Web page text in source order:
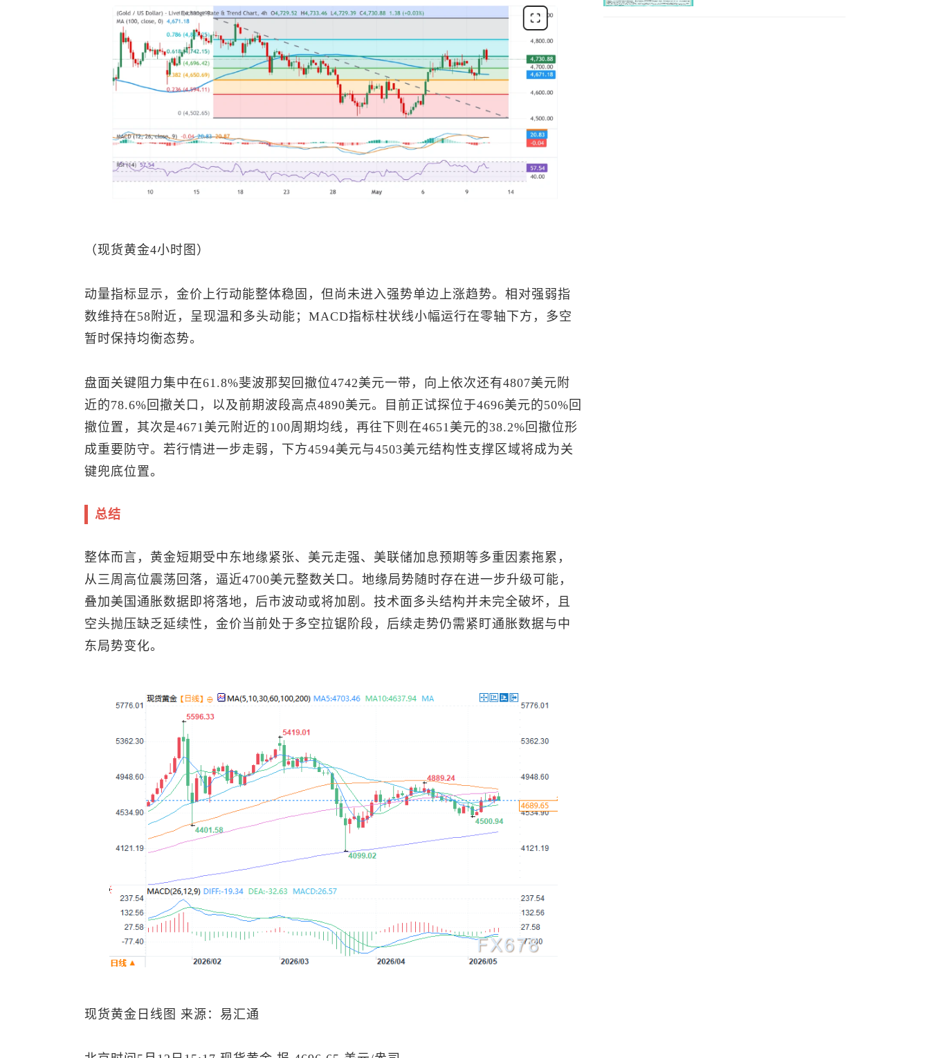
（现货黄金4小时图）
动量指标显示，金价上行动能整体稳固，但尚未进入强势单边上涨趋势。相对强弱指
数维持在58附近，呈现温和多头动能；MACD指标柱状线小幅运行在零轴下方，多空
暂时保持均衡态势。
盘面关键阻力集中在61.8%斐波那契回撤位4742美元一带，向上依次还有4807美元附
近的78.6%回撤关口，以及前期波段高点4890美元。目前正试探位于4696美元的50%回
撤位置，其次是4671美元附近的100周期均线，再往下则在4651美元的38.2%回撤位形
成重要防守。若行情进一步走弱，下方4594美元与4503美元结构性支撑区域将成为关
键兜底位置。
总结
整体而言，黄金短期受中东地缘紧张、美元走强、美联储加息预期等多重因素拖累，
从三周高位震荡回落，逼近4700美元整数关口。地缘局势随时存在进一步升级可能，
叠加美国通胀数据即将落地，后市波动或将加剧。技术面多头结构并未完全破坏，且
空头抛压缺乏延续性，金价当前处于多空拉锯阶段，后续走势仍需紧盯通胀数据与中
东局势变化。
现货黄金 日线图 来源：易汇通